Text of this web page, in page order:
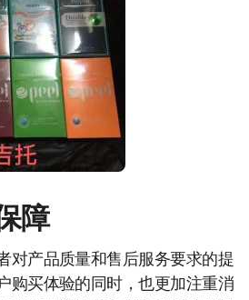
障
对产品质量和售后服务要求的提
购买体验的同时，也更加注重消